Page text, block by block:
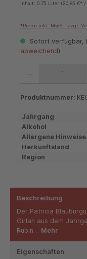
Inhalt: 0.75 Liter (20,65 €* /
*Preise inkl. MwSt. zzgl.
Sofort verfügbar,
abweichend)
Produktnummer:
Jahrgang
Alkohol
Allergene Hinweise
Herkunftsland
Region
Beschreibung
Der Patricia
Girlan aus dem
Rubin… Mehr
Eigenschaften